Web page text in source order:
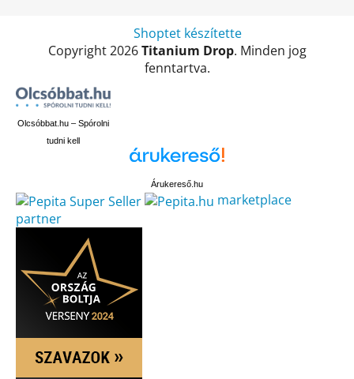
Shoptet készítette
Copyright 2026Titanium Drop. Minden jog
fenntartva.
Olcsóbbat.hu – Spórolni
tudni kell
Árukereső.hu
marketplace
partner